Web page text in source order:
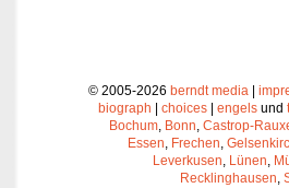
© 2005-2026 berndt media|
biograph
choices engels und
Bochum, Bonn, Castrop-
Essen, Frechen,
Leverkusen, Lünen,
Recklinghausen,